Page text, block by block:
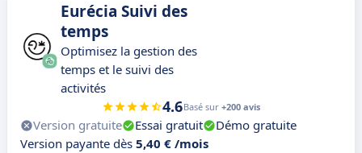
Eurécia Suivi des
temps
Optimisez la gestion des
temps et le suivi des
activités
4.6Basé sur +200 avis
Version gratuite Essai gratuit
Démo gratuite
Version payante dès 5,40 € /mois